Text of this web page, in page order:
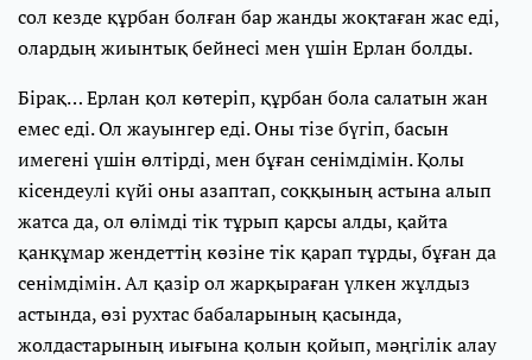
сол кезде құрбан болған бар жанды жоқтаған жас еді,
олардың жиынтық бейнесі мен үшін Ерлан болды.
Бірақ… Ерлан қол көтеріп, құрбан бола салатын жан
емес еді. Ол жауынгер еді. Оны тізе бүгіп, басын
имегені үшін өлтірді, мен бұған сенімдімін. Қолы
кісендеулі күйі оны азаптап, соққының астына алып
жатса да, ол өлімді тік тұрып қарсы алды, қайта
қанқұмар жендеттің көзіне тік қарап тұрды, бұған да
сенімдімін. Ал қазір ол жарқыраған үлкен жұлдыз
астында, өзі рухтас бабаларының қасында,
жолдастарының иығына қолын қойып, мәңгілік алау